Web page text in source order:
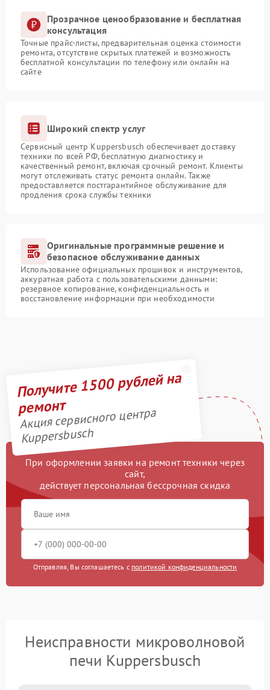
Прозрачное ценообразование и бесплатная
консультация
Точные прайс-листы, предварительная оценка стоимости
ремонта, отсутствие скрытых платежей и возможность
бесплатной консультации по телефону или онлайн на
сайте
Широкий спектр услуг
Сервисный центр Kuppersbusch обеспечивает доставку
техники по всей РФ, бесплатную диагностику и
качественный ремонт, включая срочный ремонт. Клиенты
могут отслеживать статус ремонта онлайн. Также
предоставляется постгарантийное обслуживание для
продления срока службы техники
Оригинальные программные решение и
безопасное обслуживание данных
Использование официальных прошивок и инструментов,
аккуратная работа с пользовательскими данными:
резервное копирование, конфиденциальность и
восстановление информации при необходимости
Получите 1500 рублей на
ремонт
Акция сервисного центра
Kuppersbusch
При оформлении заявки на ремонт техники через
сайт,
действует персональная бессрочная скидка
Отправляя, Вы соглашаетесь с политикой конфиденциальности
Неисправности микроволновой
печи Kuppersbusch